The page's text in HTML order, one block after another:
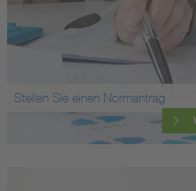
Stellen Sie einen Normantrag